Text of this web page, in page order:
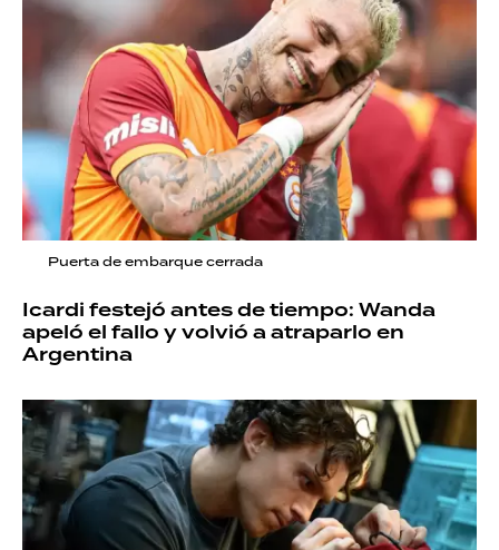
Puerta de embarque cerrada
Icardi festejó antes de tiempo: Wanda
apeló el fallo y volvió a atraparlo en
Argentina